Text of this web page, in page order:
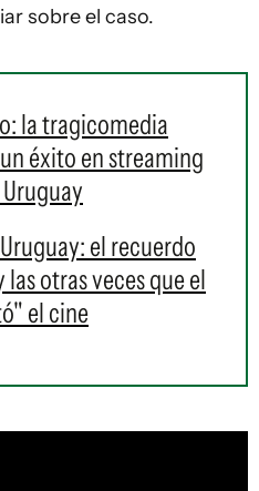
sobre el caso.
la tragicomedia
éxito en streaming
el recuerdo
las otras veces que el
el cine